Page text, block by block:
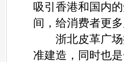
吸引香港和国内
间，给消费者更
浙北皮革广场
准建造，同时也